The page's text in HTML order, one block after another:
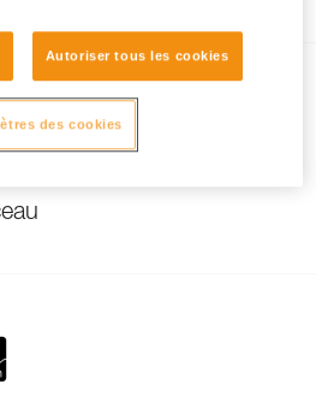
Autoriser tous les cookies
des cookies